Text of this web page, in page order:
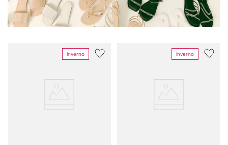
Inverno Inverno